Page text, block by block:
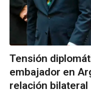
Tensión
embajador en
relación bilateral